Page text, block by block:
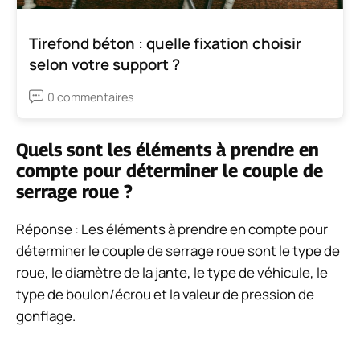
Tirefond béton : quelle fixation choisir
selon votre support ?
0 commentaires
Quels sont les éléments à prendre en
compte pour déterminer le couple de
serrage roue ?
Réponse : Les éléments à prendre en compte pour
déterminer le couple de serrage roue sont le type de
roue, le diamètre de la jante, le type de véhicule, le
type de boulon/écrou et la valeur de pression de
gonflage.